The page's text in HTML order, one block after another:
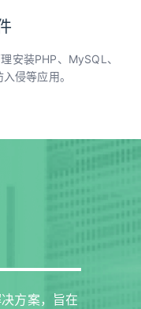
安装PHP、MySQL、
侵等应用。
方案，旨在